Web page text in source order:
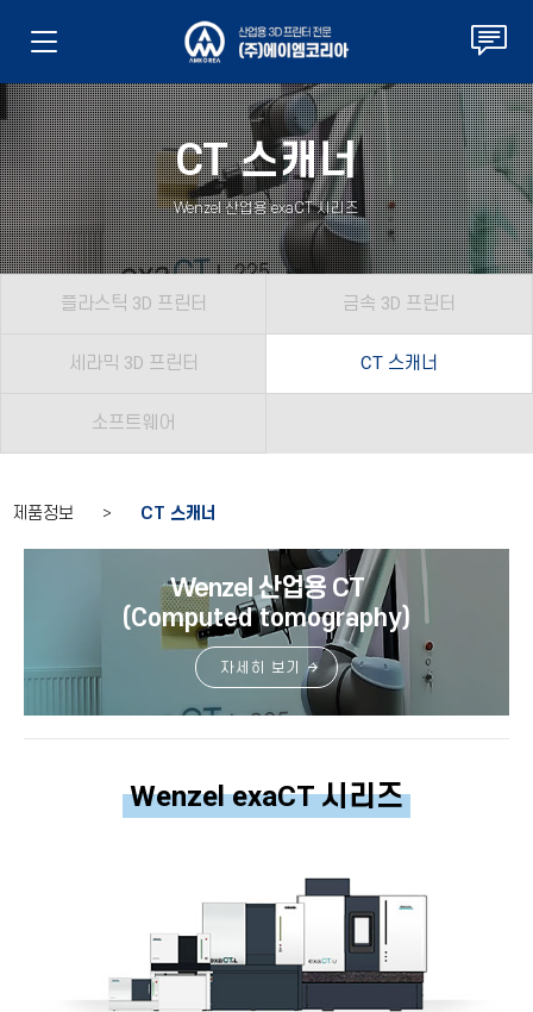
CT 스캐너
Wenzel 산업용 exaCT 시리즈
플라스틱 3D 프린터 금속 3D 프린터
세라믹 3D 프린터 CT 스캐너
소프트웨어
제품정보 > CT 스캐너
Wenzel 산업용 CT
(Computed tomography)
자세히 보기
Wenzel exaCT 시리즈